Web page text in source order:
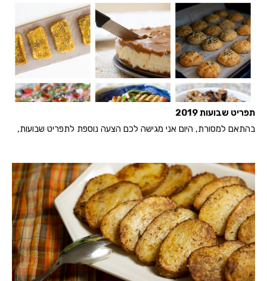
תפריט שבועות 2019
בהתאם למסורת, היום אני מגישה לכם הצעה נוספת לתפריט שבועות,